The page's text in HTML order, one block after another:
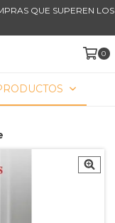
QUE SUPEREN LOS
0